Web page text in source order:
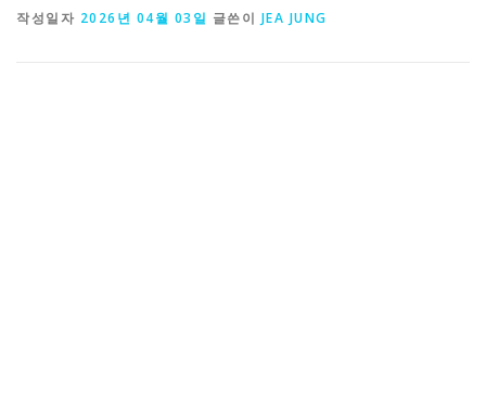
작성일자 2026년 04월 03일 글쓴이 JEA JUNG